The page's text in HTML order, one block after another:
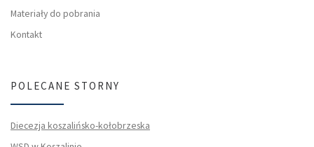
Materiały do pobrania
Kontakt
POLECANE STORNY
Diecezja koszalińsko-kołobrzeska